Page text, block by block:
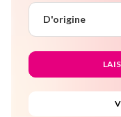
D'origine